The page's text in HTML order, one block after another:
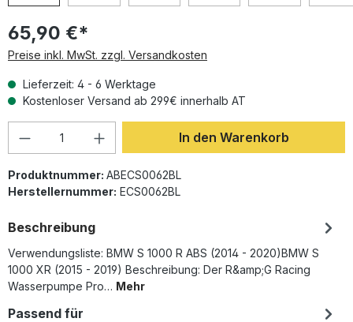
65,90 €*
Preise inkl. MwSt. zzgl. Versandkosten
Lieferzeit: 4 - 6 Werktage
Kostenloser Versand ab 299€ innerhalb AT
Produkt Anzahl: Gib den gewünschten
In den Warenkorb
Produktnummer: ABECS0062BL
Herstellernummer: ECS0062BL
Beschreibung
Verwendungsliste: BMW S 1000 R ABS (2014 - 2020)BMW S
1000 XR (2015 - 2019) Beschreibung: Der R&amp;G Racing
Wasserpumpe Pro… Mehr
Passend für